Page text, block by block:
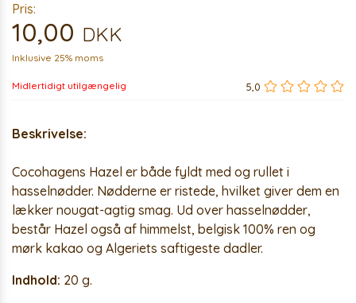
Pris:
10,00 DKK
Inklusive 25% moms
Midlertidigt utilgængelig 5,0
Beskrivelse:
Cocohagens Hazel er både fyldt med og rullet i
hasselnødder. Nødderne er ristede, hvilket giver dem en
lækker nougat-agtig smag. Ud over hasselnødder,
består Hazel også af himmelst, belgisk 100% ren og
mørk kakao og Algeriets saftigeste dadler.
Indhold: 20 g.